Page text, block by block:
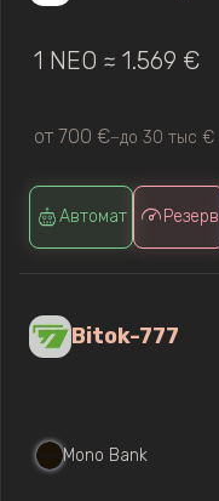
1 NEO ≈ 1.569 €
от 700 €—до 30 тыс €
Автомат Резерв
Bitok-777
Mono Bank